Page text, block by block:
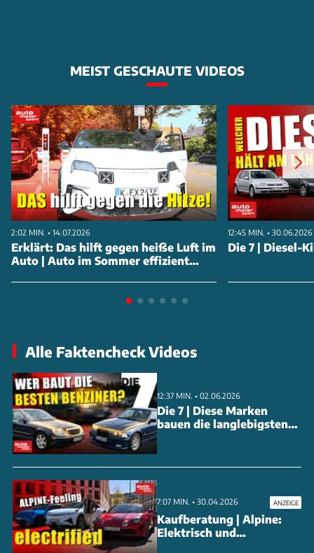
MEIST GESCHAUTE VIDEOS
2:02 MIN. • 14.07.2026
Erklärt: Das hilft gegen heiße Luft im
Auto | Auto im Sommer effizient
12:45 MIN. • 30.06.2026
Die 7 | Diesel-
Alle Faktencheck Videos
12:37 MIN. • 02.06.2026
Die 7 | Diese Marken
bauen die langlebigsten
7:07 MIN. • 30.04.2026 ANZEIGE
Kaufberatung | Alpine:
Elektrisch und